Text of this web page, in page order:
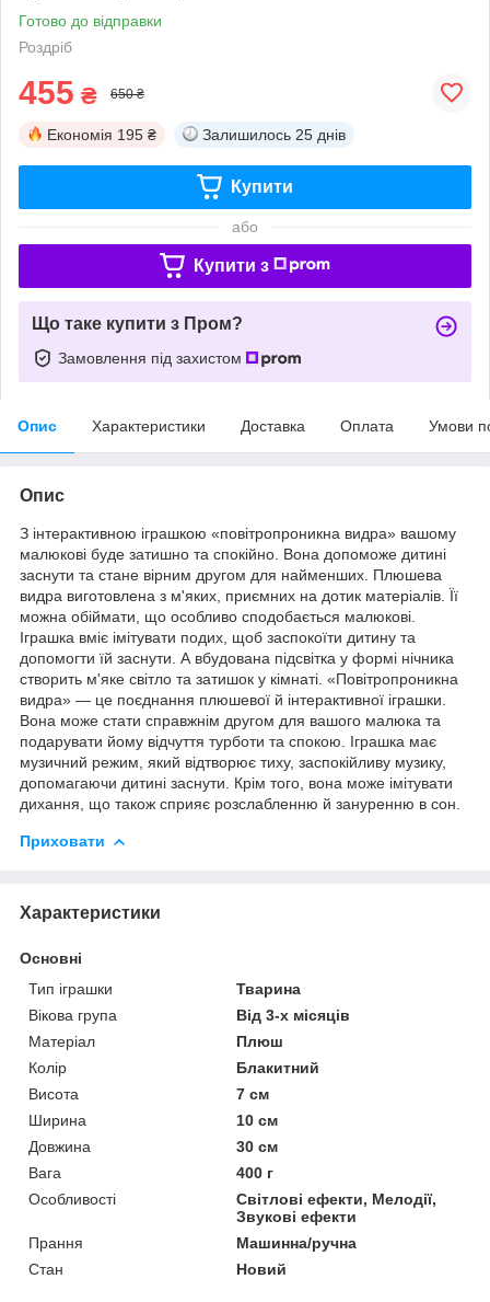
Готово до відправки
Роздріб
455 ₴ 650 ₴
Економія 195 ₴ Залишилось 25 днів
Купити
або
Купити з
Що таке купити з Пром?
Замовлення під захистом
Опис Характеристики Доставка Оплата Умови
Опис
З інтерактивною іграшкою «повітропроникна видра» вашому
малюкові буде затишно та спокійно. Вона допоможе дитині
заснути та стане вірним другом для найменших. Плюшева
видра виготовлена з м'яких, приємних на дотик матеріалів. Її
можна обіймати, що особливо сподобається малюкові.
Іграшка вміє імітувати подих, щоб заспокоїти дитину та
допомогти їй заснути. А вбудована підсвітка у формі нічника
створить м'яке світло та затишок у кімнаті. «Повітропроникна
видра» — це поєднання плюшевої й інтерактивної іграшки.
Вона може стати справжнім другом для вашого малюка та
подарувати йому відчуття турботи та спокою. Іграшка має
музичний режим, який відтворює тиху, заспокійливу музику,
допомагаючи дитині заснути. Крім того, вона може імітувати
дихання, що також сприяє розслабленню й зануренню в сон.
Приховати
Характеристики
Основні
Тип іграшки
Тварина
Вікова група
Від 3-х місяців
Матеріал
Плюш
Колір
Блакитний
Висота
7 см
Ширина
10 см
Довжина
30 см
Вага
400 г
Особливості
Світлові ефекти, Мелодії,
Звукові ефекти
Прання
Машинна/ручна
Стан
Новий